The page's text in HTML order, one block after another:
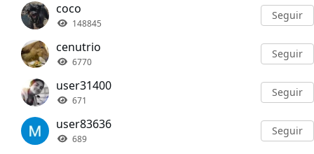
coco
148845
Seguir
cenutrio
6770
Seguir
user31400
671
Seguir
user83636
689
Seguir